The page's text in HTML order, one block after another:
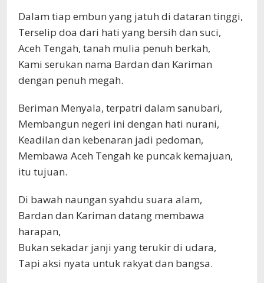
Dalam tiap embun yang jatuh di dataran tinggi,
Terselip doa dari hati yang bersih dan suci,
Aceh Tengah, tanah mulia penuh berkah,
Kami serukan nama Bardan dan Kariman
dengan penuh megah.
Beriman Menyala, terpatri dalam sanubari,
Membangun negeri ini dengan hati nurani,
Keadilan dan kebenaran jadi pedoman,
Membawa Aceh Tengah ke puncak kemajuan,
itu tujuan.
Di bawah naungan syahdu suara alam,
Bardan dan Kariman datang membawa
harapan,
Bukan sekadar janji yang terukir di udara,
Tapi aksi nyata untuk rakyat dan bangsa.